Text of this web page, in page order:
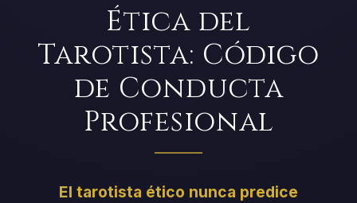
Ética del
Tarotista: Código
de Conducta
Profesional
El tarotista ético nunca predice